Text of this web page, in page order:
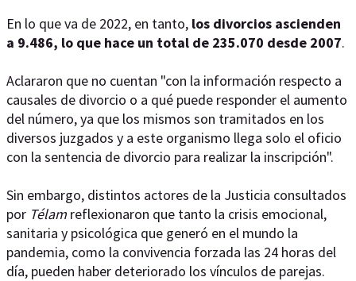
En lo que va de 2022, en tanto, los divorcios ascienden
a 9.486, lo que hace un total de 235.070 desde 2007.
Aclararon que no cuentan "con la información respecto a
causales de divorcio o a qué puede responder el aumento
del número, ya que los mismos son tramitados en los
diversos juzgados y a este organismo llega solo el oficio
con la sentencia de divorcio para realizar la inscripción".
Sin embargo, distintos actores de la Justicia consultados
por Télam reflexionaron que tanto la crisis emocional,
sanitaria y psicológica que generó en el mundo la
pandemia, como la convivencia forzada las 24 horas del
día, pueden haber deteriorado los vínculos de parejas.